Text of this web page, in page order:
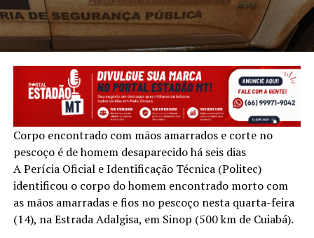
Corpo encontrado com mãos amarrados e corte no
pescoço é de homem desaparecido há seis dias
A Perícia Oficial e Identificação Técnica (Politec)
identificou o corpo do homem encontrado morto com
as mãos amarradas e fios no pescoço nesta quarta-feira
(14), na Estrada Adalgisa, em Sinop (500 km de Cuiabá).